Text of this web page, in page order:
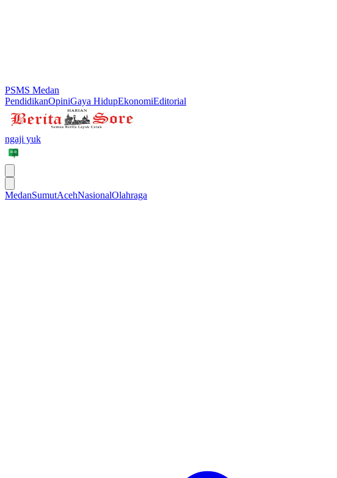
PSMS Medan
PendidikanOpiniGaya HidupEkonomiEditorial
ngaji yuk
MedanSumutAcehNasionalOlahraga